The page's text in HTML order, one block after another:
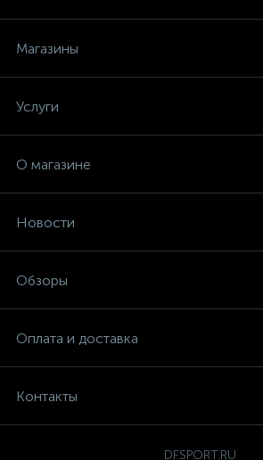
Магазины
Услуги
О магазине
Новости
Обзоры
Оплата и доставка
Контакты
DFSPORT.RU